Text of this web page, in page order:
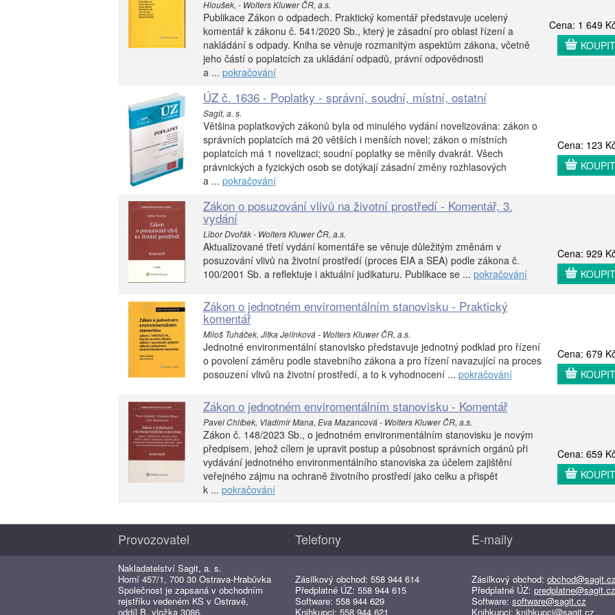
Hloušek, - Wolters Kluwer ČR, a.s.
Publikace Zákon o odpadech. Praktický komentář představuje ucelený
komentář k zákonu č. 541/2020 Sb., který je zásadní pro oblast řízení a
nakládání s odpady. Kniha se věnuje rozmanitým aspektům zákona, včetně
jeho částí o poplatcích za ukládání odpadů, právní odpovědnosti
a ... pokračování
Cena: 1 649
KOUPIT
ÚZ č. 1636 - Poplatky - správní, soudní, místní, ostatní
Sagit, a. s.
Většina poplatkových zákonů byla od minulého vydání novelizována: zákon o
správních poplatcích má 20 větších i menších novel; zákon o místních
poplatcích má 1 novelizaci; soudní poplatky se měnily dvakrát. Všech
právnických a fyzických osob se dotýkají zásadní změny rozhlasových
a ... pokračování
Cena: 123
KOUPIT
Zákon o posuzování vlivů na životní prostředí - Komentář, 3.
vydání
Libor Dvořák - Wolters Kluwer ČR, a.s.
Aktualizované třetí vydání komentáře se věnuje důležitým změnám v
posuzování vlivů na životní prostředí (proces EIA a SEA) podle zákona č.
100/2001 Sb. a reflektuje i aktuální judikaturu. Publikace se ... pokračování
Cena: 929
KOUPIT
Zákon o jednotném enviromentálním stanovisku - Praktický
komentář
Miloš Tuháček, Jitka Jelínková - Wolters Kluwer ČR, a.s.
Jednotné environmentální stanovisko představuje jednotný podklad pro řízení
o povolení záměru podle stavebního zákona a pro řízení navazující na proces
posouzení vlivů na životní prostředí, a to k vyhodnocení ... pokračování
Cena: 679
KOUPIT
Zákon o jednotném enviromentálním stanovisku - Komentář
Pavel Chlíbek, Vladimír Mana, Eva Mazancová - Wolters Kluwer ČR, a.s.
Zákon č. 148/2023 Sb., o jednotném environmentálním stanovisku je novým
předpisem, jehož cílem je upravit postup a působnost správních orgánů při
vydávání jednotného environmentálního stanoviska za účelem zajištění
veřejného zájmu na ochraně životního prostředí jako celku a přispět
k ... pokračování
Cena: 659
KOUPIT
Provozovatel
Nakladatelství Sagit, a. s.
Horní 457/1, 700 30 Ostrava-Hrabůvka
Společnost je zapsaná v obchodním
rejstříku vedeném KS v Ostravě,
oddíl B, vložka 3086.
Telefony
Zásilkový obchod: 558 944 614
Předplatné ÚZ: 558 944 615
Software: 558 944 629
Knihkupci: 558 944 621
E-maily
Zásilkový obchod: obchod@sagit.cz
Předplatné ÚZ: predplatne@sagit.cz
Software: software@sagit.cz
Knihkupci: knihkupci@sagit.cz